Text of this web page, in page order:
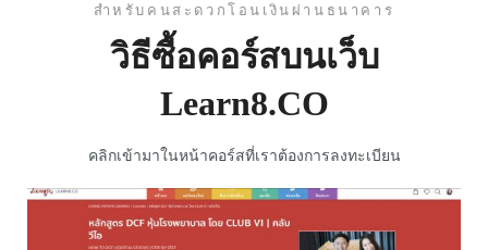
สำหรับคนสะดวกโอนเงินผ่านธนาคาร
วิธีซื้อคอร์สบนเว็บ
Learn8.CO
คลิกเข้ามาในหน้าคอร์สที่เราต้องการลงทะเบียน